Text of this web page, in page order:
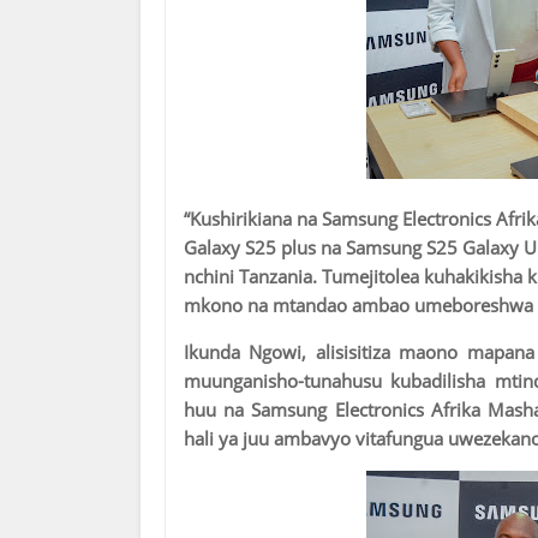
“Kushirikiana na Samsung Electronics
Galaxy S25 plus na Samsung S25
nchini Tanzania. Tumejitolea kuhakikisha
mkono na mtandao ambao
Ikunda Ngowi, alisisitiza maono
muunganisho-tunahusu kubadilisha
huu na Samsung Electronics Afrika
hali ya juu ambavyo vitafungua